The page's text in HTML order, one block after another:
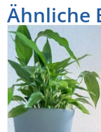
Ähnliche